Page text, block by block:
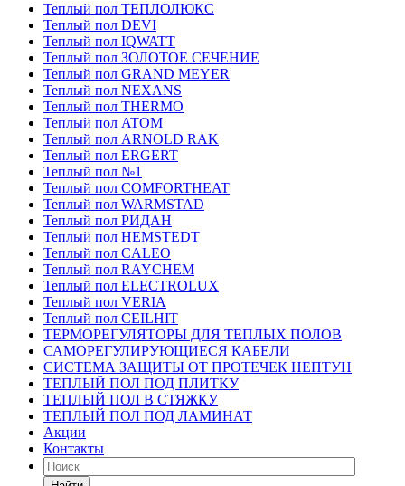
Теплый пол ТЕПЛОЛЮКС
Теплый пол DEVI
Теплый пол IQWATT
Теплый пол ЗОЛОТОЕ СЕЧЕНИЕ
Теплый пол GRAND MEYER
Теплый пол NEXANS
Теплый пол THERMO
Теплый пол ATOM
Теплый пол ARNOLD RAK
Теплый пол ERGERT
Теплый пол №1
Теплый пол COMFORTHEAT
Теплый пол WARMSTAD
Теплый пол РИДАН
Теплый пол HEMSTEDT
Теплый пол CALEO
Теплый пол RAYCHEM
Теплый пол ELECTROLUX
Теплый пол VERIA
Теплый пол CEILHIT
ТЕРМОРЕГУЛЯТОРЫ ДЛЯ ТЕПЛЫХ ПОЛОВ
САМОРЕГУЛИРУЮЩИЕСЯ КАБЕЛИ
СИСТЕМА ЗАЩИТЫ ОТ ПРОТЕЧЕК НЕПТУН
ТЕПЛЫЙ ПОЛ ПОД ПЛИТКУ
ТЕПЛЫЙ ПОЛ В СТЯЖКУ
ТЕПЛЫЙ ПОЛ ПОД ЛАМИНАТ
Акции
Контакты